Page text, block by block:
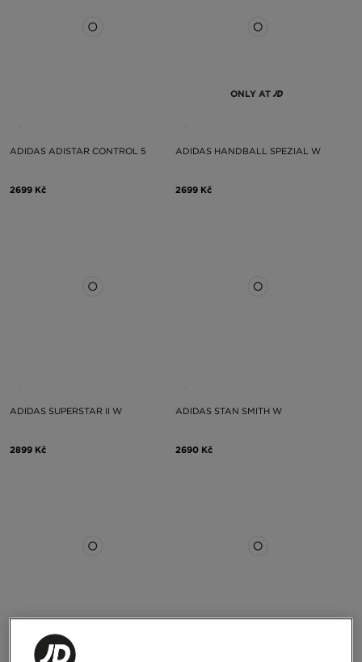
ADIDAS ADISTAR CONTROL 5
2699 Kč
ONLY AT
ADIDAS HANDBALL SPEZIAL W
2699 Kč
ADIDAS SUPERSTAR II W
2899 Kč
ADIDAS STAN SMITH W
2690 Kč